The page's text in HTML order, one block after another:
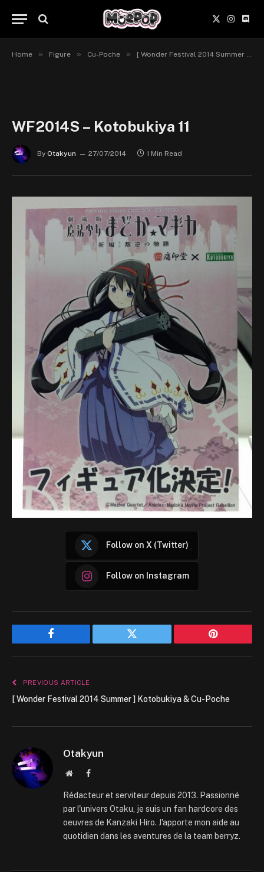
X
(Twitter)
Home » Figure » Cu-Poche » [ Wonder Festival 2014 Summer ] Kotobukiya & Cu-Poche
WF2014S – Kotobukiya 11
By Otakyun 27/07/2014 1 Min Read
Follow on X (Twitter)
Follow on Instagram
Facebook Twitter Pinterest
PREVIOUS ARTICLE
[ Wonder Festival 2014 Summer ] Kotobukiya & Cu-Poche
Otakyun
WebsiteFacebook
Rédacteur et serviteur depuis 2013. Passionné
par l'univers Otaku, je suis un fan hardcore des
oeuvres de Kanzaki Hiro. J'apporte mon aide au
quotidien dans les aventures de la team berryz.